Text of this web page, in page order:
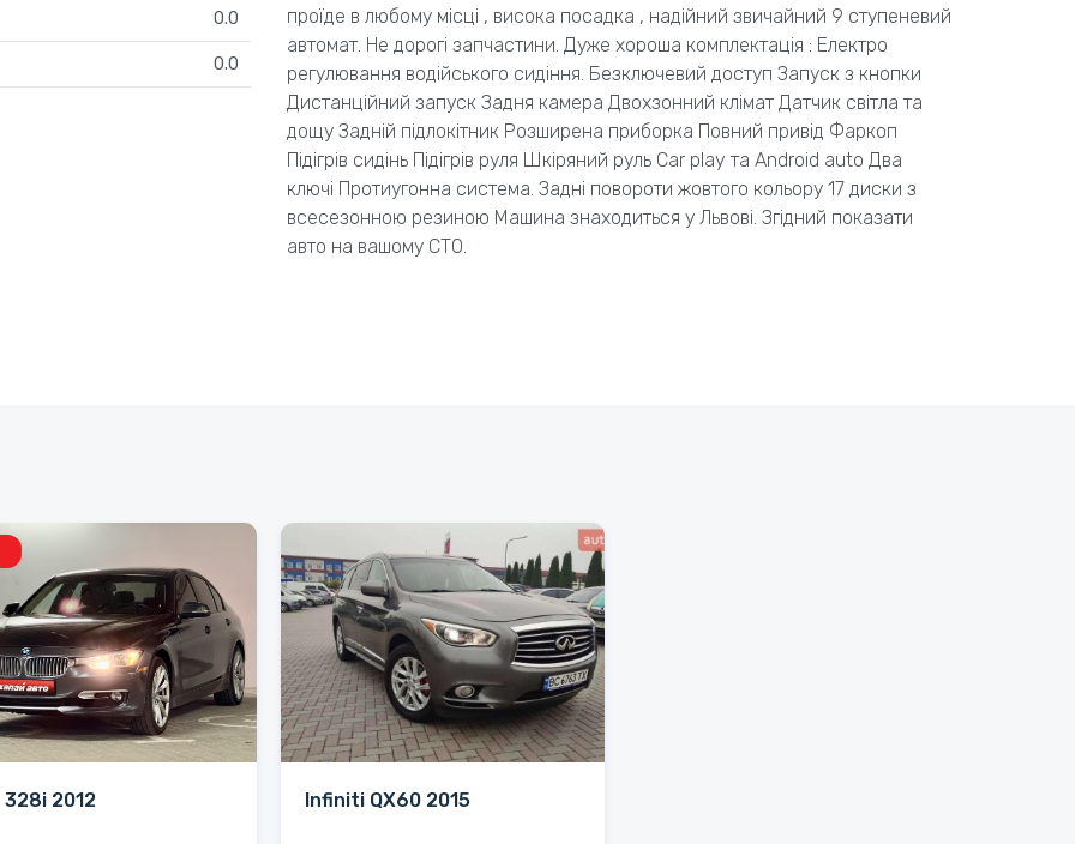
0.0
0.0
проїде в любому місці , висока посадка , надійний звичайний 9 ступеневий
автомат. Не дорогі запчастини. Дуже хороша комплектація : Електро
регулювання водійського сидіння. Безключевий доступ Запуск з кнопки
Дистанційний запуск Задня камера Двохзонний клімат Датчик світла та
дощу Задній підлокітник Розширена приборка Повний привід Фаркоп
Підігрів сидінь Підігрів руля Шкіряний руль Car play та Android auto Два
ключі Протиугонна система. Задні повороти жовтого кольору 17 диски з
всесезонною резиною Машина знаходиться у Львові. Згідний показати
авто на вашому СТО.
328i 2012 Infiniti QX60 2015